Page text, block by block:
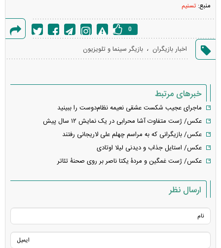
منبع: تسنیم
گزارش
خطا
0
اخبار بازیگران ، بازیگر سینما و تلویزیون
خبرهای مرتبط
ماجرای عجیب شکست عشقی نعیمه نظام‌دوست را ببینید
عکس/ ژست متفاوت آشا محرابی در یک نمایش ۱۲ سال پیش
عکس/ بازیگرانی که به مراسم چهلم علی لاریجانی رفتند
عکس/ استایل جذاب و دیدنی لیلا اوتادی
عکس/ ژست غمگین و مردۀ یکتا ناصر بر روی صحنۀ تئاتر
ارسال نظر